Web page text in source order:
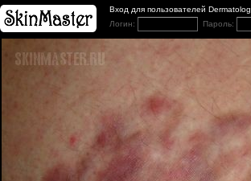
Вход для пользователей
Логин:
Пароль: